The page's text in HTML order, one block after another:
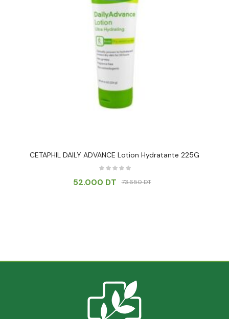
CETAPHIL DAILY ADVANCE Lotion Hydratante 225G
73.650DT
52.000 DT